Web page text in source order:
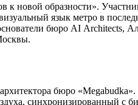
к новой образности».
язык метро в
бюро AI Architects,
бюро
синхронизированный